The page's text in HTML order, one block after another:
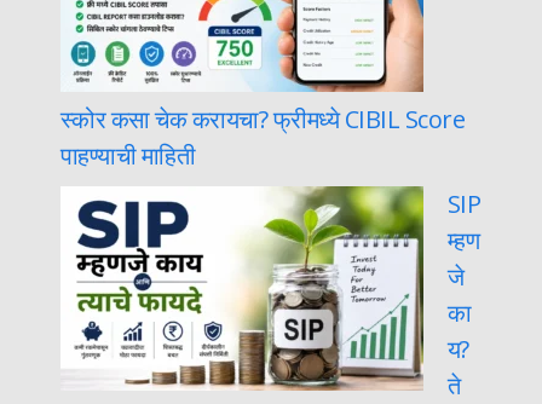
स्कोर कसा चेक करायचा? फ्रीमध्ये CIBIL Score
पाहण्याची माहिती
SIP
म्हण
जे
का
य?
ते